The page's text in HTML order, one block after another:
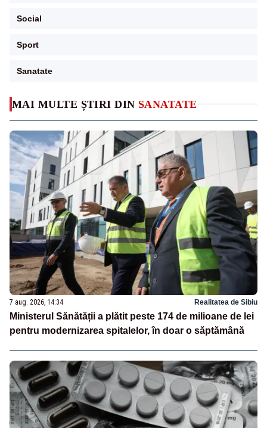
MAI MULTE ȘTIRI DIN SANATATE
7 aug. 2026, 14:34 Realitatea de Sibiu
Ministerul Sănătății a plătit peste 174 de milioane de lei
pentru modernizarea spitalelor, în doar o săptămână
Social
Sport
Sanatate